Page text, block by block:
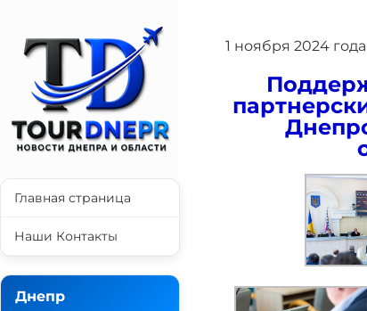
1 ноября 2024 года
Главная страница
Наши Контакты
Днепр